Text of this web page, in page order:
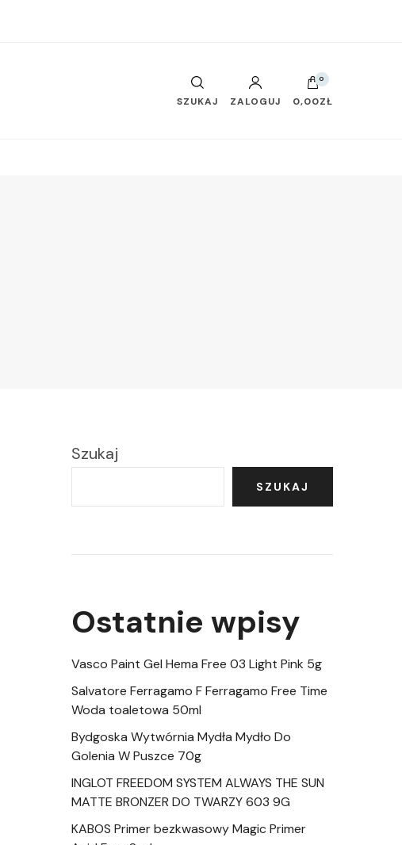
SZUKAJ ZALOGUJ
0
0,00ZŁ
Szukaj
SZUKAJ
Ostatnie wpisy
Vasco Paint Gel Hema Free 03 Light Pink 5g
Salvatore Ferragamo F Ferragamo Free Time
Woda toaletowa 50ml
Bydgoska Wytwórnia Mydła Mydło Do
Golenia W Puszce 70g
INGLOT FREEDOM SYSTEM ALWAYS THE SUN
MATTE BRONZER DO TWARZY 603 9G
KABOS Primer bezkwasowy Magic Primer